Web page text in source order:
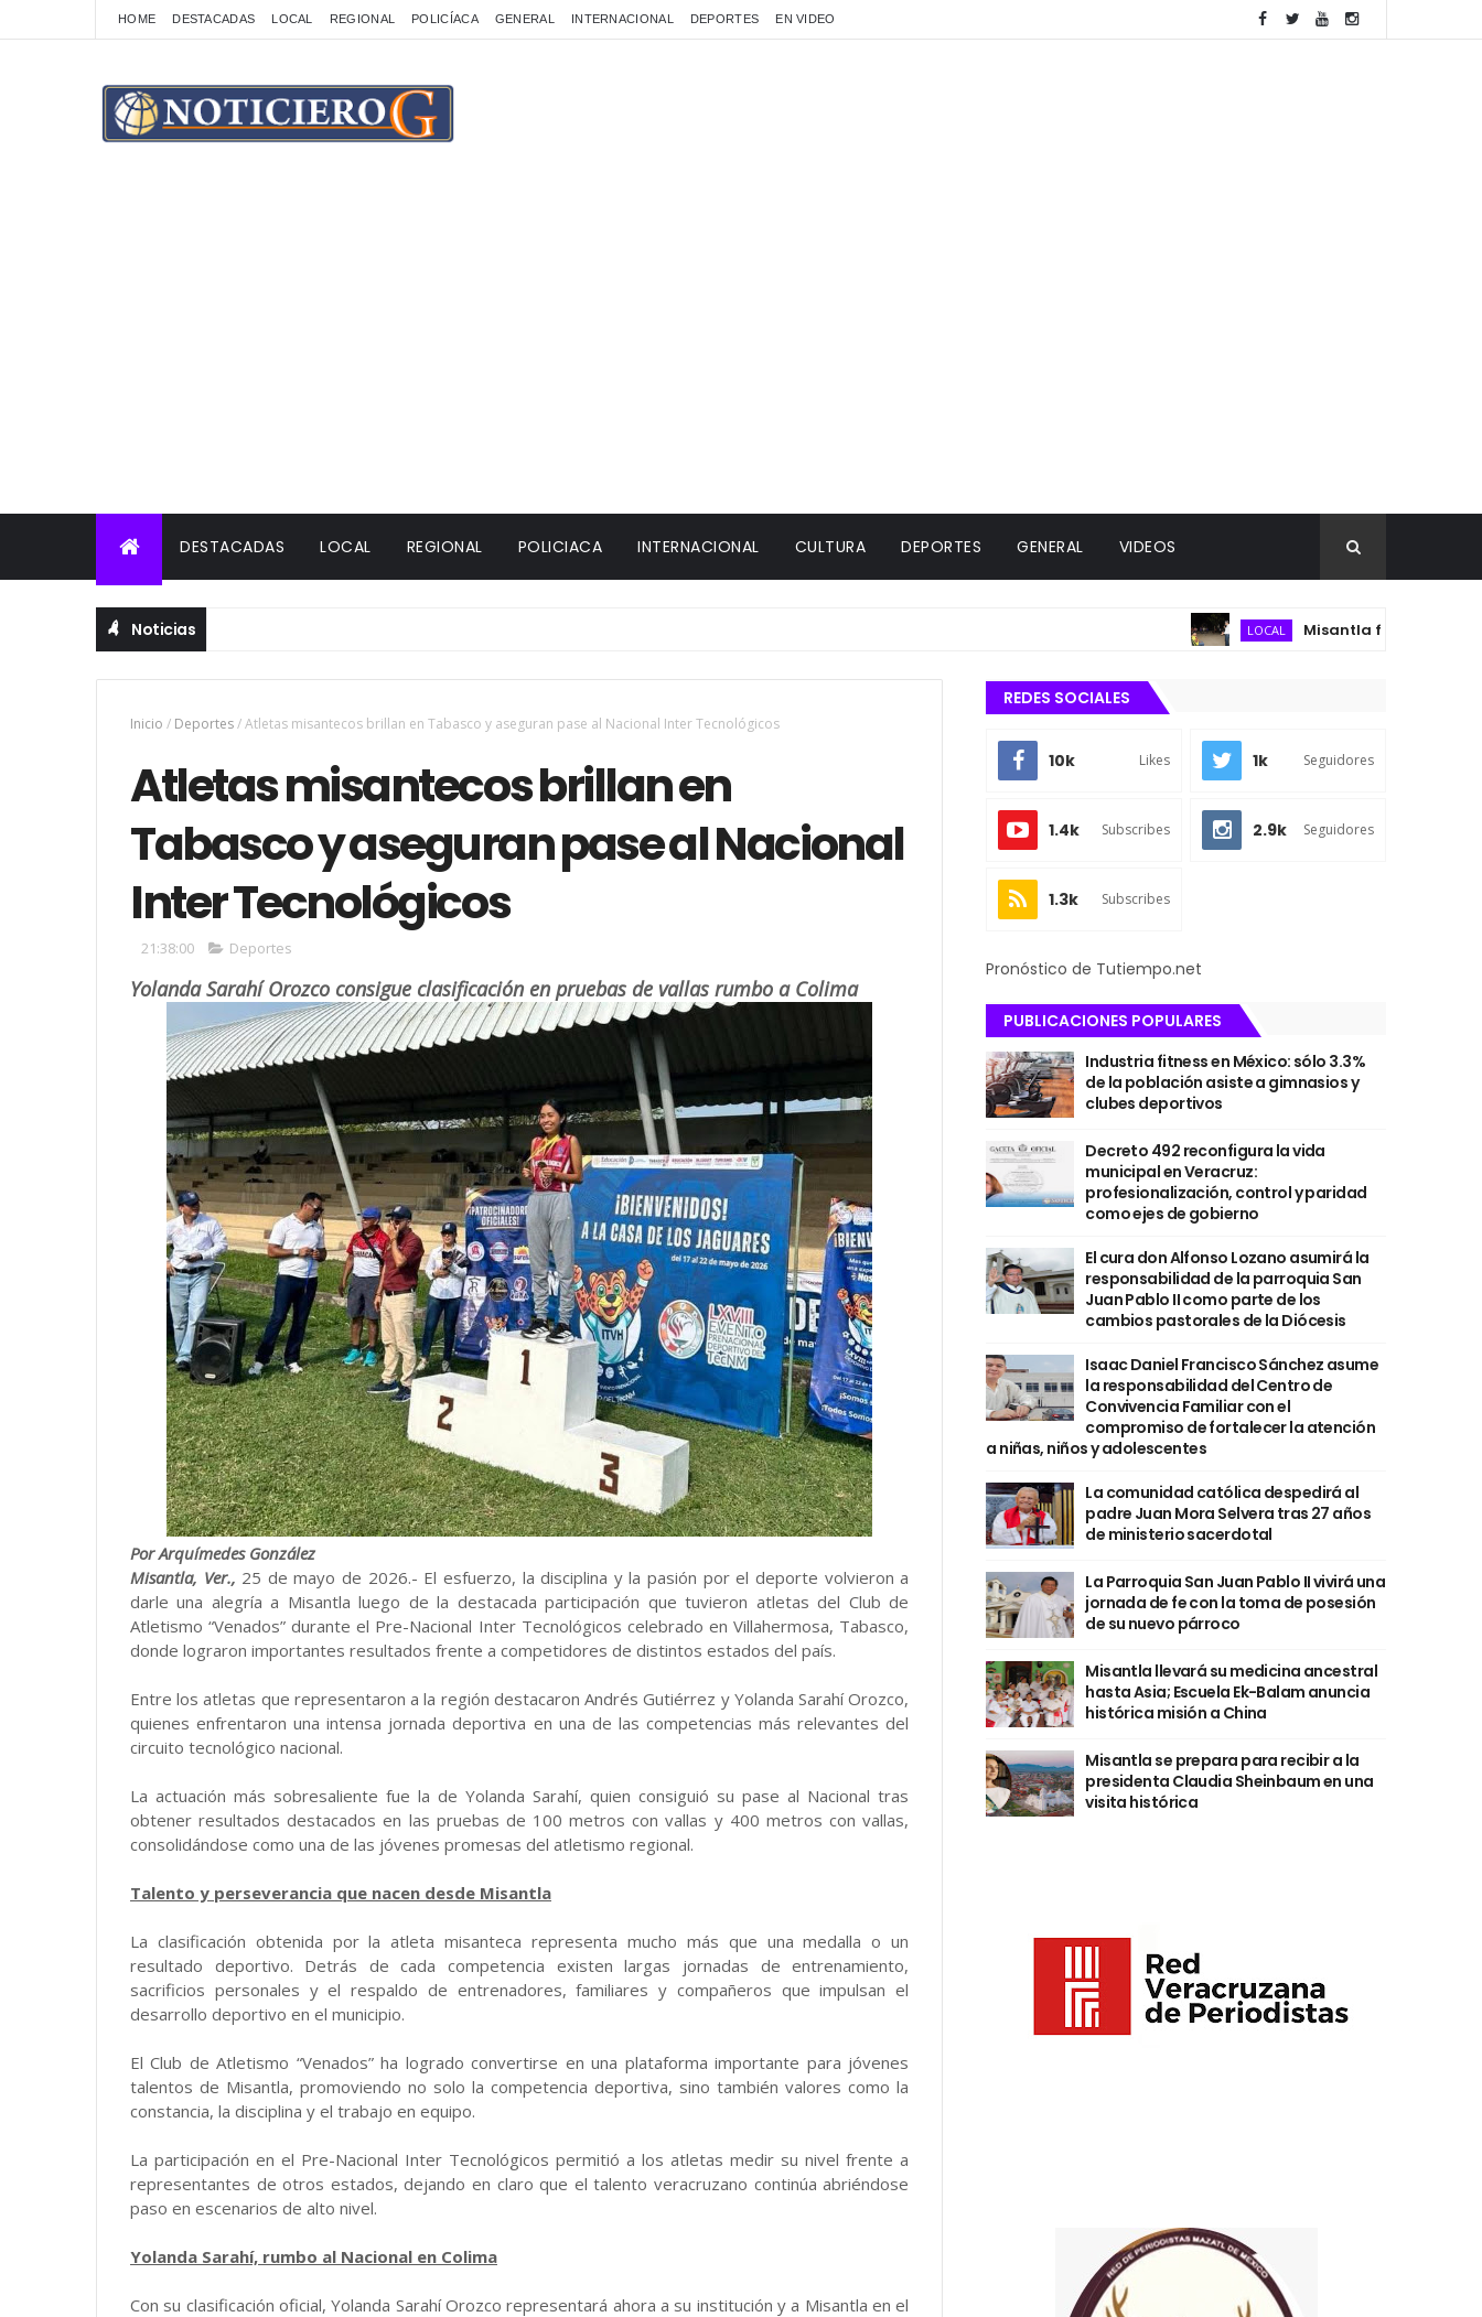
HOME DESTACADAS LOCAL REGIONAL POLICÍACA GENERAL INTERNACIONAL DEPORTES EN VIDEO
DESTACADAS LOCAL REGIONAL POLICIACA INTERNACIONAL CULTURA DEPORTES GENERAL VIDEOS
Noticias LOCAL Misantla fortalece
Inicio / Deportes/Atletas misantecos brillan en Tabasco y aseguran pase al Nacional Inter Tecnológicos
Atletas misantecos brillan en
Tabasco y aseguran pase al Nacional
Inter Tecnológicos
21:38:00 Deportes
Yolanda Sarahí Orozco consigue clasificación en pruebas de vallas rumbo a Colima
Por Arquímedes González
Misantla, Ver., 25 de mayo de 2026.- El esfuerzo, la disciplina y la pasión por el deporte volvieron a
darle una alegría a Misantla luego de la destacada participación que tuvieron atletas del Club de
Atletismo “Venados” durante el Pre-Nacional Inter Tecnológicos celebrado en Villahermosa, Tabasco,
donde lograron importantes resultados frente a competidores de distintos estados del país.
Entre los atletas que representaron a la región destacaron Andrés Gutiérrez y Yolanda Sarahí Orozco,
quienes enfrentaron una intensa jornada deportiva en una de las competencias más relevantes del
circuito tecnológico nacional.
La actuación más sobresaliente fue la de Yolanda Sarahí, quien consiguió su pase al Nacional tras
obtener resultados destacados en las pruebas de 100 metros con vallas y 400 metros con vallas,
consolidándose como una de las jóvenes promesas del atletismo regional.
Talento y perseverancia que nacen desde Misantla
La clasificación obtenida por la atleta misanteca representa mucho más que una medalla o un
resultado deportivo. Detrás de cada competencia existen largas jornadas de entrenamiento,
sacrificios personales y el respaldo de entrenadores, familiares y compañeros que impulsan el
desarrollo deportivo en el municipio.
El Club de Atletismo “Venados” ha logrado convertirse en una plataforma importante para jóvenes
talentos de Misantla, promoviendo no solo la competencia deportiva, sino también valores como la
constancia, la disciplina y el trabajo en equipo.
La participación en el Pre-Nacional Inter Tecnológicos permitió a los atletas medir su nivel frente a
representantes de otros estados, dejando en claro que el talento veracruzano continúa abriéndose
paso en escenarios de alto nivel.
Yolanda Sarahí, rumbo al Nacional en Colima
Con su clasificación oficial, Yolanda Sarahí Orozco representará ahora a su institución y a Misantla en el
REDES SOCIALES
10k Likes 1k Seguidores
1.4k Subscribes 2.9k Seguidores
1.3k Subscribes
Pronóstico de Tutiempo.net
PUBLICACIONES POPULARES
Industria fitness en México: sólo 3.3%
de la población asiste a gimnasios y
clubes deportivos
Decreto 492 reconfigura la vida
municipal en Veracruz:
profesionalización, control y paridad
como ejes de gobierno
El cura don Alfonso Lozano asumirá la
responsabilidad de la parroquia San
Juan Pablo II como parte de los
cambios pastorales de la Diócesis
Isaac Daniel Francisco Sánchez asume
la responsabilidad del Centro de
Convivencia Familiar con el
compromiso de fortalecer la atención
a niñas, niños y adolescentes
La comunidad católica despedirá al
padre Juan Mora Selvera tras 27 años
de ministerio sacerdotal
La Parroquia San Juan Pablo II vivirá una
jornada de fe con la toma de posesión
de su nuevo párroco
Misantla llevará su medicina ancestral
hasta Asia; Escuela Ek-Balam anuncia
histórica misión a China
Misantla se prepara para recibir a la
presidenta Claudia Sheinbaum en una
visita histórica